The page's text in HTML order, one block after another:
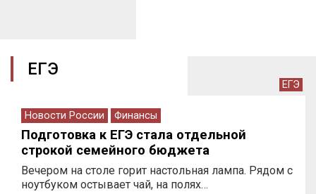
ЕГЭ
ЕГЭ
Новости России Финансы
Подготовка к ЕГЭ стала отдельной
строкой семейного бюджета
Вечером на столе горит настольная лампа. Рядом с
ноутбуком остывает чай, на полях…